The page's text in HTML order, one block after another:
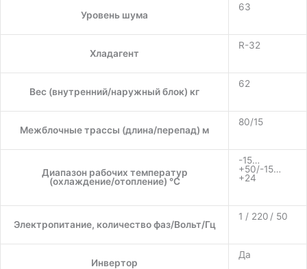
Уровень шума
63
Хладагент
R-32
Вес (внутренний/наружный блок) кг
62
Межблочные трассы (длина/перепад) м
80/15
Диапазон рабочих температур
(охлаждение/отопление) °C
-15…
+50/-15…
+24
Электропитание, количество фаз/Вольт/Гц
1 / 220 / 50
Инвертор
Да